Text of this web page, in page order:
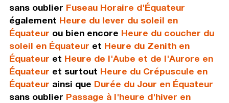
sans oublier Fuseau Horaire d'Équateur
également Heure du lever du soleil en
Équateur ou bien encore Heure du coucher du
soleil en Équateur et Heure du Zenith en
Équateur et Heure de l'Aube et de l'Aurore en
Équateur et surtout Heure du Crépuscule en
Équateur ainsi que Durée du Jour en Équateur
sans oublier Passage à l'heure d'hiver en